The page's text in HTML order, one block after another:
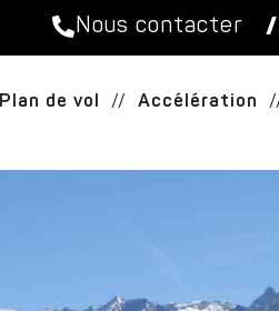
Nous contacter /
Plan de vol // Accélération